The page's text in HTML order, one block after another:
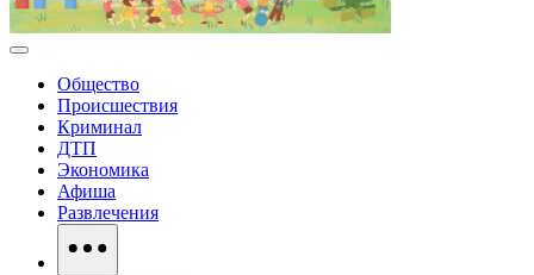
Общество
Происшествия
Криминал
ДТП
Экономика
Афиша
Развлечения